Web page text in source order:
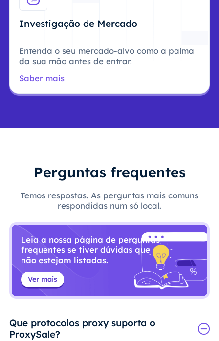
Investigação de Mercado
Entenda o seu mercado-alvo como a palma
da sua mão antes de entrar.
Saber mais
Perguntas frequentes
Temos respostas. As perguntas mais comuns
respondidas num só local.
Leia a nossa página de perguntas
frequentes se tiver dúvidas que
não estejam listadas.
Ver mais
Que protocolos proxy suporta o
ProxySale?